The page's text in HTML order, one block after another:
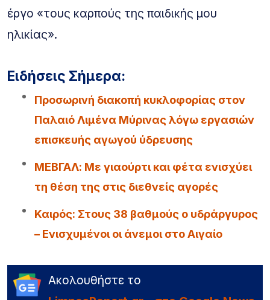
έργο «τους καρπούς της παιδικής μου
ηλικίας».
Ειδήσεις Σήμερα:
Προσωρινή διακοπή κυκλοφορίας στον
Παλαιό Λιμένα Μύρινας λόγω εργασιών
επισκευής αγωγού ύδρευσης
ΜΕΒΓΑΛ: Με γιαούρτι και φέτα ενισχύει
τη θέση της στις διεθνείς αγορές
Καιρός: Στους 38 βαθμούς ο υδράργυρος
– Ενισχυμένοι οι άνεμοι στο Αιγαίο
Ακολουθήστε το